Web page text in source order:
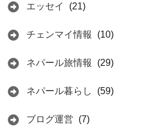
エッセイ (21)
チェンマイ情報 (10)
ネパール旅情報 (29)
ネパール暮らし (59)
ブログ運営 (7)